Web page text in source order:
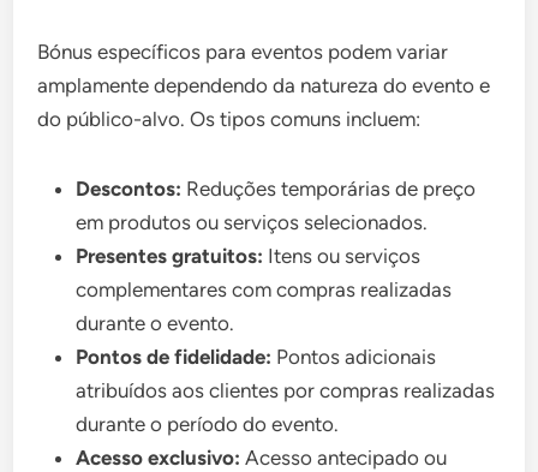
Bónus específicos para eventos podem variar
amplamente dependendo da natureza do evento e
do público-alvo. Os tipos comuns incluem:
Descontos: Reduções temporárias de preço
em produtos ou serviços selecionados.
Presentes gratuitos: Itens ou serviços
complementares com compras realizadas
durante o evento.
Pontos de fidelidade: Pontos adicionais
atribuídos aos clientes por compras realizadas
durante o período do evento.
Acesso exclusivo: Acesso antecipado ou